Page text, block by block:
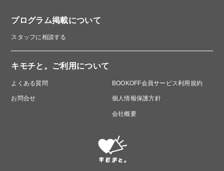
このプログラムは、SDGsの取り組みを促進します。
プログラム掲載について
スタッフに相談する
キモチと。ご利用について
よくある質問
お問合せ
BOOKOFF会員サービス利用規約
個人情報保護方針
会社概要